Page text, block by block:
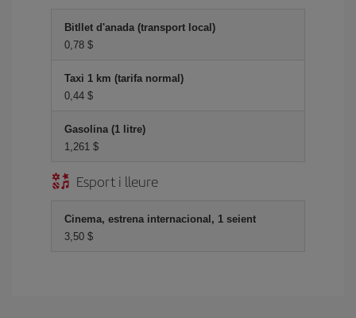
Bitllet d'anada (transport local)
0,78 $
Taxi 1 km (tarifa normal)
0,44 $
Gasolina (1 litre)
1,261 $
Esport i lleure
Cinema, estrena internacional, 1 seient
3,50 $